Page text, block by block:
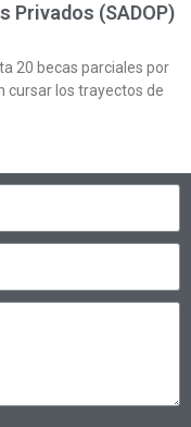
Privados (SADOP)
20 becas parciales por
cursar los trayectos de